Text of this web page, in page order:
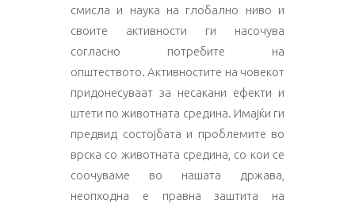
смисла и наука на глобално ниво и
своите активности ги насочува
согласно потребите на
општеството. Активностите на човекот
придонесуваат за несакани ефекти и
штети по животната средина. Имајќи ги
предвид состојбата и проблемите во
врска со животната средина, со кои се
соочуваме во нашата држава,
неопходна е правна заштита на